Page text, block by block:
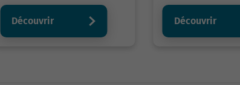
Découvrir Découvrir